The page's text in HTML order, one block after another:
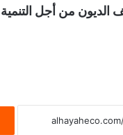
من أجل التنمية